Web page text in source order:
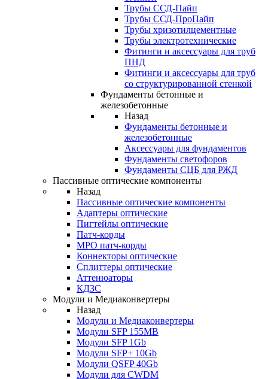
Трубы ССД-Пайп
Трубы ССД-ПроПайп
Трубы хризотилцементные
Трубы электротехнические
Фитинги и аксессуары для труб
ПНД
Фитинги и аксессуары для труб
со структурированной стенкой
Фундаменты бетонные и
железобетонные
Назад
Фундаменты бетонные и
железобетонные
Аксессуары для фундаментов
Фундаменты светофоров
Фундаменты СЦБ для РЖД
Пассивные оптические компоненты
Назад
Пассивные оптические компоненты
Адаптеры оптические
Пигтейлы оптические
Патч-корды
MPO патч-корды
Коннекторы оптические
Сплиттеры оптические
Аттенюаторы
КДЗС
Модули и Медиаконвертеры
Назад
Модули и Медиаконвертеры
Модули SFP 155MB
Модули SFP 1Gb
Модули SFP+ 10Gb
Модули QSFP 40Gb
Модули для CWDM